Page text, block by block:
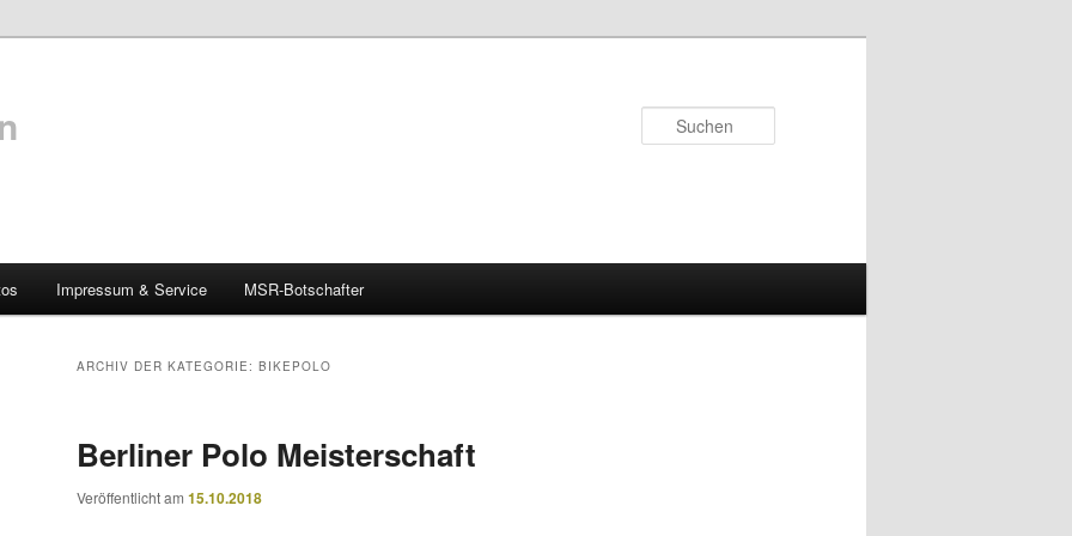
Impressum & Service MSR-Botschafter
ARCHIV DER KATEGORIE: BIKEPOLO
Berliner Polo Meisterschaft
Veröffentlicht am 15.10.2018